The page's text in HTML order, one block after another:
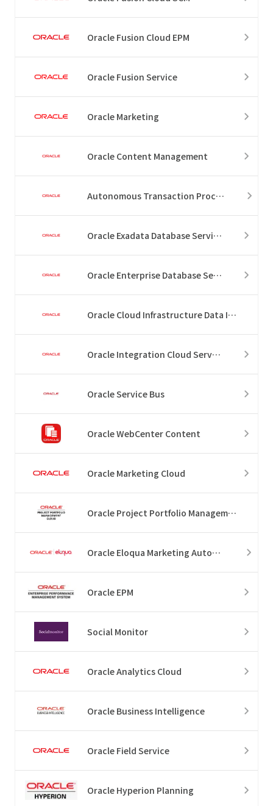
Oracle Fusion Cloud EPM
Oracle Fusion Service
Oracle Marketing
Oracle Content Management
Autonomous Transaction Processing
Oracle Exadata Database Service
Oracle Enterprise Database Service
Oracle Cloud Infrastructure Data Integration
Oracle Integration Cloud Service
Oracle Service Bus
Oracle WebCenter Content
Oracle Marketing Cloud
Oracle Project Portfolio Management Cloud
Oracle Eloqua Marketing Automation
Oracle EPM
Social Monitor
Oracle Analytics Cloud
Oracle Business Intelligence
Oracle Field Service
Oracle Hyperion Planning